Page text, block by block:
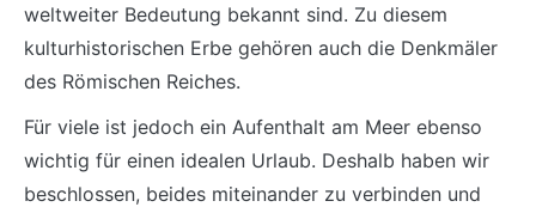
weltweiter Bedeutung bekannt sind. Zu diesem
kulturhistorischen Erbe gehören auch die Denkmäler
des Römischen Reiches.
Für viele ist jedoch ein Aufenthalt am Meer ebenso
wichtig für einen idealen Urlaub. Deshalb haben wir
beschlossen, beides miteinander zu verbinden und